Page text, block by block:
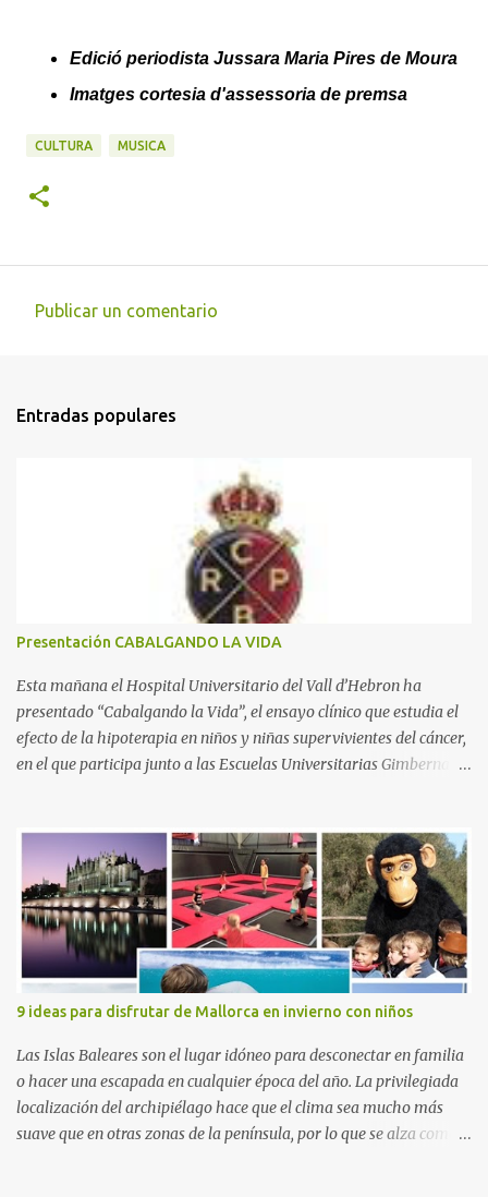
Edició periodista Jussara Maria Pires de Moura
Imatges cortesia d'assessoria de premsa
CULTURA MUSICA
e
s
Publicar un comentario
Entradas populares
Presentación CABALGANDO LA VIDA
Esta mañana el Hospital Universitario del Vall d’Hebron ha
presentado “Cabalgando la Vida”, el ensayo clínico que estudia el
efecto de la hipoterapia en niños y niñas supervivientes del cáncer,
en el que participa junto a las Escuelas Universitarias Gimbernat,
presencia de Emilio Zegrí, presidente de la Fundación RCPB; la Dra.
Anna Llort, adjunta del Servicio de Oncología Pediátrica del
Hospital Vall d’Hebron e investigadora del grupo de Investigación
Traslacional en Cáncer en la Infancia y la Adolescencia del Vall
d’Hebron Instituto de Investigación (VHIR); Anna Saló, psicóloga
del Servicio de Oncología Pediátrica del Vall d’Hebron y del grupo
de Investigación Traslacional en Cáncer en la Infancia y la
Adolescencia del VHIR y Teresa Xipell, fisioterapeuta y directora de
hipoterapia en la Fundación Federica Cerdá. Imágenes cortesía de
asesoría de ...
9 ideas para disfrutar de Mallorca en invierno con niños
Las Islas Baleares son el lugar idóneo para desconectar en familia
o hacer una escapada en cualquier época del año. La privilegiada
localización del archipiélago hace que el clima sea mucho más
suave que en otras zonas de la península, por lo que se alza como